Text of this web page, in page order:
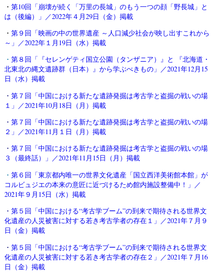
・ 第10回「崩壊が続く「万里の長城」のもう一つの顔「野長城」と
は（後編）」／2022年４月29日（金）掲載
・ 第９回「映画の中の世界遺産 ～人口減少社会が映し出すこれから
～」／2022年１月19日（水）掲載
・ 第８回「『セレンゲティ国立公園（タンザニア）』と 『北海道・
北東北の縄文遺跡群（日本）』から学ぶべきもの」／2021年12月15
日（水）掲載
・ 第７回「中国における新たな遺跡発掘は考古学と盗掘の戦いの場
１」／2021年10月18日（月）掲載
・ 第７回「中国における新たな遺跡発掘は考古学と盗掘の戦いの場
２」／2021年11月１日（月）掲載
・ 第７回「中国における新たな遺跡発掘は考古学と盗掘の戦いの場
３（最終話）」／2021年11月15日（月）掲載
・ 第６回「東京都内唯一の世界文化遺産「国立西洋美術館本館」が
コルビュジエの本来の意匠に近づけるため館内施設整備中！」／
2021年９月15日（水）掲載
・ 第５回「中国における“考古学ブーム”の到来で期待される世界文
化遺産の人災被害に対する若き考古学者の存在１」／2021年７月９
日（金）掲載
・ 第５回「中国における“考古学ブーム”の到来で期待される世界文
化遺産の人災被害に対する若き考古学者の存在２」／2021年７月16
日（金）掲載